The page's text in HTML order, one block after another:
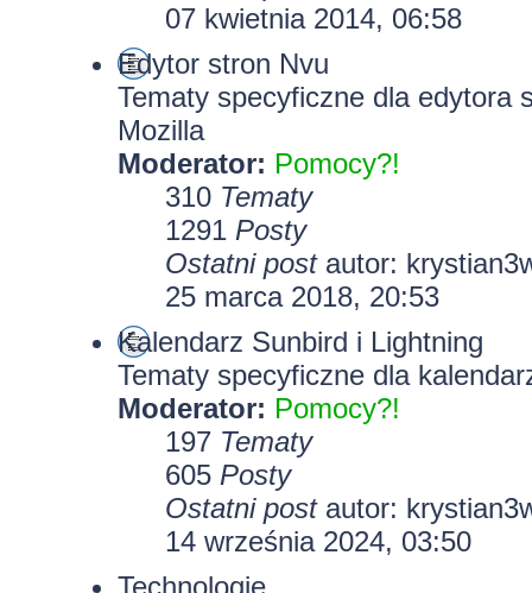
07 kwietnia 2014, 06:58
Edytor stron Nvu
Tematy specyficzne dla edytora
Mozilla
Moderator: Pomocy?!
310 Tematy
1291 Posty
Ostatni postautor:
25 marca 2018, 20:53
Kalendarz Sunbird i Lightning
Tematy specyficzne dla
Moderator: Pomocy?!
197 Tematy
605 Posty
Ostatni postautor:
14 września 2024, 03:50
Technologie